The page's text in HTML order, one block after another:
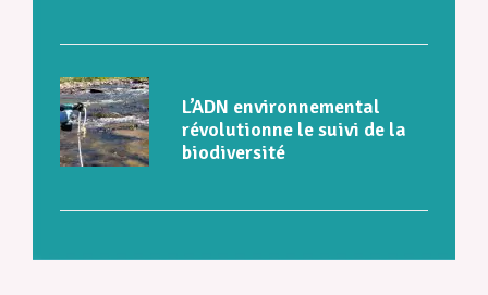
L’ADN environnemental
révolutionne le suivi de la
biodiversité